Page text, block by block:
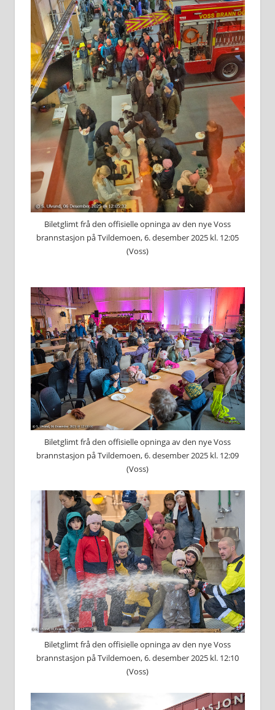
Biletglimt frå den offisielle opninga av den nye Voss
brannstasjon på Tvildemoen, 6. desember 2025 kl. 12:05
(Voss)
Biletglimt frå den offisielle opninga av den nye Voss
brannstasjon på Tvildemoen, 6. desember 2025 kl. 12:09
(Voss)
Biletglimt frå den offisielle opninga av den nye Voss
brannstasjon på Tvildemoen, 6. desember 2025 kl. 12:10
(Voss)